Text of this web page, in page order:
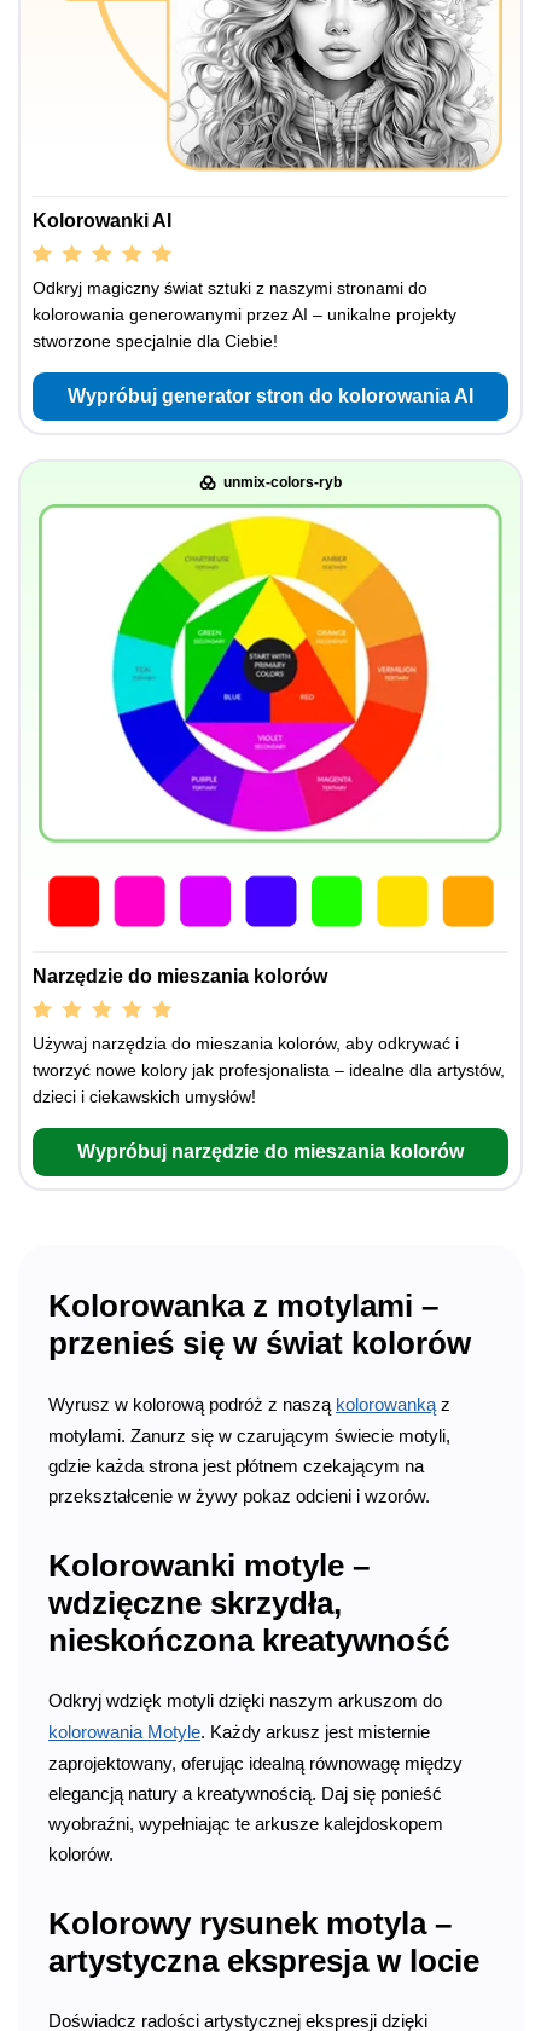
Kolorowanki AI
Odkryj magiczny świat sztuki z naszymi stronami do
kolorowania generowanymi przez AI – unikalne projekty
stworzone specjalnie dla Ciebie!
Wypróbuj generator stron do kolorowania AI
unmix-colors-ryb
Narzędzie do mieszania kolorów
Używaj narzędzia do mieszania kolorów, aby odkrywać i
tworzyć nowe kolory jak profesjonalista – idealne dla artystów,
dzieci i ciekawskich umysłów!
Wypróbuj narzędzie do mieszania kolorów
Kolorowanka z motylami –
przenieś się w świat kolorów
Wyrusz w kolorową podróż z naszą kolorowanką z
motylami. Zanurz się w czarującym świecie motyli,
gdzie każda strona jest płótnem czekającym na
przekształcenie w żywy pokaz odcieni i wzorów.
Kolorowanki motyle –
wdzięczne skrzydła,
nieskończona kreatywność
Odkryj wdzięk motyli dzięki naszym arkuszom do
kolorowania Motyle. Każdy arkusz jest misternie
zaprojektowany, oferując idealną równowagę między
elegancją natury a kreatywnością. Daj się ponieść
wyobraźni, wypełniając te arkusze kalejdoskopem
kolorów.
Kolorowy rysunek motyla –
artystyczna ekspresja w locie
Doświadcz radości artystycznej ekspresji dzięki